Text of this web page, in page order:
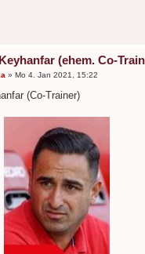
(ehem. Co-
» Mo 4. Jan 2021, 15:22
(Co-Trainer)